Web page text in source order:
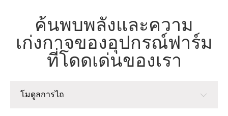
ค้นพบพลังและความ
เก่งกาจของอุปกรณ์ฟาร์ม
ที่โดดเด่นของเรา
โมดูลการไถ